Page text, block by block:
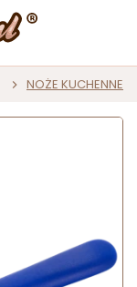
NOŻE KUCHENNE